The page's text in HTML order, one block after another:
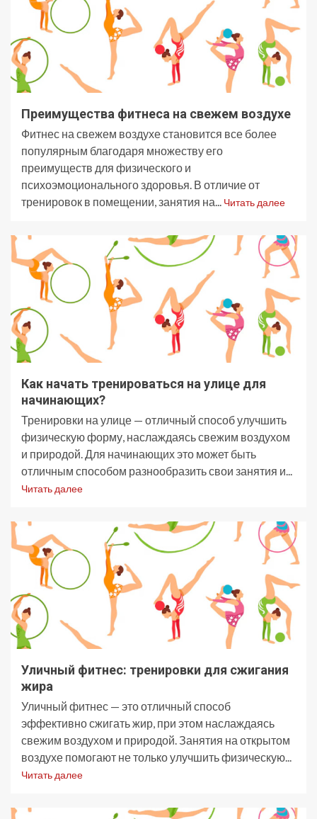
Преимущества фитнеса на свежем воздухе
Фитнес на свежем воздухе становится все более
популярным благодаря множеству его
преимуществ для физического и
психоэмоционального здоровья. В отличие от
тренировок в помещении, занятия на... Читать далее
Как начать тренироваться на улице для
начинающих?
Тренировки на улице — отличный способ улучшить
физическую форму, наслаждаясь свежим воздухом
и природой. Для начинающих это может быть
отличным способом разнообразить свои занятия и...
Читать далее
Уличный фитнес: тренировки для сжигания
жира
Уличный фитнес — это отличный способ
эффективно сжигать жир, при этом наслаждаясь
свежим воздухом и природой. Занятия на открытом
воздухе помогают не только улучшить физическую...
Читать далее